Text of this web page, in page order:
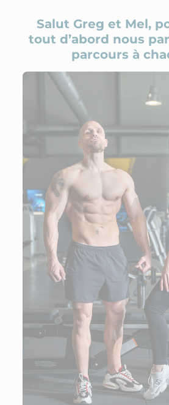
Salut Greg et Mel,
tout d’abord nous
parcours à